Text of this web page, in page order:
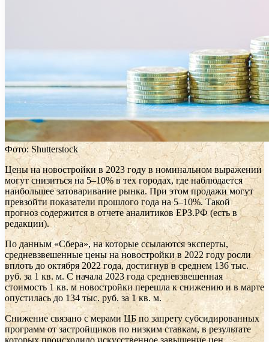
Фото: Shutterstock
Цены на новостройки в 2023 году в номинальном выражении
могут снизиться на 5–10% в тех городах, где наблюдается
наибольшее затоваривание рынка. При этом продажи могут
превзойти показатели прошлого года на 5–10%. Такой
прогноз содержится в отчете аналитиков ЕРЗ.РФ (есть в
редакции).
По данным «Сбера», на которые ссылаются эксперты,
средневзвешенные цены на новостройки в 2022 году росли
вплоть до октября 2022 года, достигнув в среднем 136 тыс.
руб. за 1 кв. м. С начала 2023 года средневзвешенная
стоимость 1 кв. м новостройки перешла к снижению и в марте
опустилась до 134 тыс. руб. за 1 кв. м.
Снижение связано с мерами ЦБ по запрету субсидированных
программ от застройщиков по низким ставкам, в результате
которых происходило искусственное завышение цен,